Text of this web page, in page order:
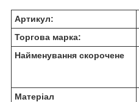
Артикул:
Торгова марка:
Найменування скорочене
Матеріал